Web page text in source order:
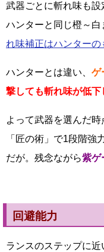
武器ごとに斬れ味も設
ハンターと同じ橙～白
れ味補正はハンターの
ハンターとは違い、 ゲ
撃しても斬れ味が低下
よって武器を選んだ時
「匠の術」で1段階強
だが。残念ながら紫ゲ
回避能力
ランスのステップに